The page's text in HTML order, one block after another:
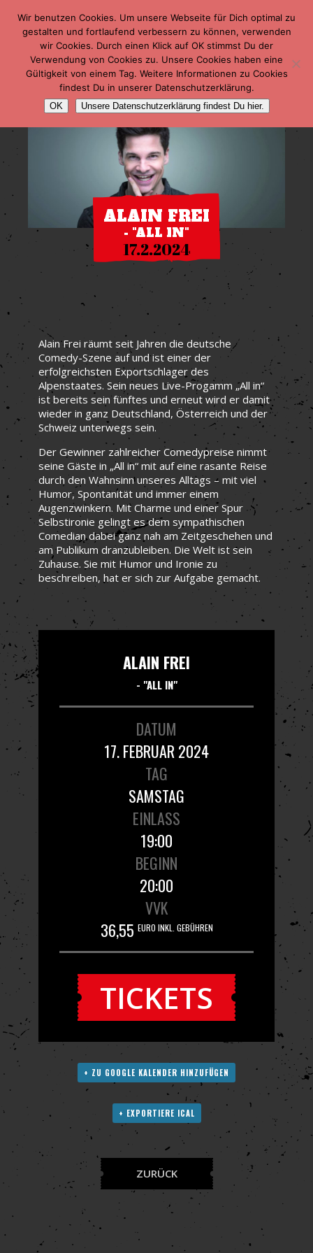
ALAIN FREI
- "ALL IN"
17.2.2024
Alain Frei räumt seit Jahren die deutsche
Comedy-Szene auf und ist einer der
erfolgreichsten Exportschlager des
Alpenstaates. Sein neues Live-Progamm „All in“
ist bereits sein fünftes und erneut wird er damit
wieder in ganz Deutschland, Österreich und der
Schweiz unterwegs sein.
Der Gewinner zahlreicher Comedypreise nimmt
seine Gäste in „All in“ mit auf eine rasante Reise
durch den Wahnsinn unseres Alltags – mit viel
Humor, Spontanität und immer einem
Augenzwinkern. Mit Charme und einer Spur
Selbstironie gelingt es dem sympathischen
Comedian dabei ganz nah am Zeitgeschehen und
am Publikum dranzubleiben. Die Welt ist sein
Zuhause. Sie mit Humor und Ironie zu
beschreiben, hat er sich zur Aufgabe gemacht.
ALAIN FREI
- "ALL IN"
DATUM
17. FEBRUAR 2024
TAG
SAMSTAG
EINLASS
19:00
BEGINN
20:00
VVK
36,55 EURO INKL. GEBÜHREN
TICKETS
+ ZU GOOGLE KALENDER HINZUFÜGEN
+ EXPORTIERE ICAL
ZURÜCK
Wir benutzen Cookies. Um unsere Webseite für Dich optimal zu
gestalten und fortlaufend verbessern zu können, verwenden
wir Cookies. Durch einen Klick auf OK stimmst Du der
Verwendung von Cookies zu. Unsere Cookies haben eine
Gültigkeit von einem Tag. Weitere Informationen zu Cookies
findest Du in unserer Datenschutzerklärung.
OK Unsere Datenschutzerklärung findest Du hier.